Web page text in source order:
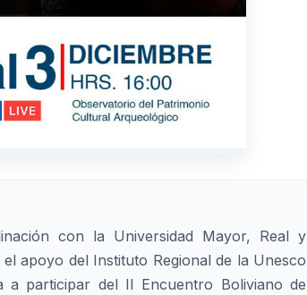
con la Universidad Mayor, Real y
apoyo del Instituto Regional de la Unesco
a participar del II Encuentro Boliviano de